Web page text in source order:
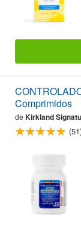
Comprimidos
de Kirkland